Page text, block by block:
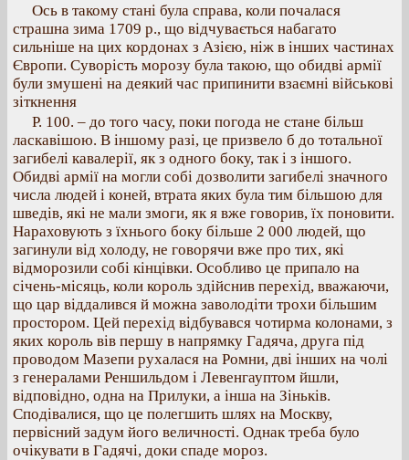
Ось в такому стані була справа, коли почалася
страшна зима 1709 р., що відчувається набагато
сильніше на цих кордонах з Азією, ніж в інших частинах
Європи. Суворість морозу була такою, що обидві армії
були змушені на деякий час припинити взаємні військові
зіткнення
Р. 100. – до того часу, поки погода не стане більш
ласкавішою. В іншому разі, це призвело б до тотальної
загибелі кавалерії, як з одного боку, так і з іншого.
Обидві армії на могли собі дозволити загибелі значного
числа людей і коней, втрата яких була тим більшою для
шведів, які не мали змоги, як я вже говорив, їх поновити.
Нараховують з їхнього боку більше 2 000 людей, що
загинули від холоду, не говорячи вже про тих, які
відморозили собі кінцівки. Особливо це припало на
січень-місяць, коли король здійснив перехід, вважаючи,
що цар віддалився й можна заволодіти трохи більшим
простором. Цей перехід відбувався чотирма колонами, з
яких король вів першу в напрямку Гадяча, друга під
проводом Мазепи рухалася на Ромни, дві інших на чолі
з генералами Реншильдом і Левенгауптом йшли,
відповідно, одна на Прилуки, а інша на Зіньків.
Сподівалися, що це полегшить шлях на Москву,
первісний задум його величності. Однак треба було
очікувати в Гадячі, доки спаде мороз.